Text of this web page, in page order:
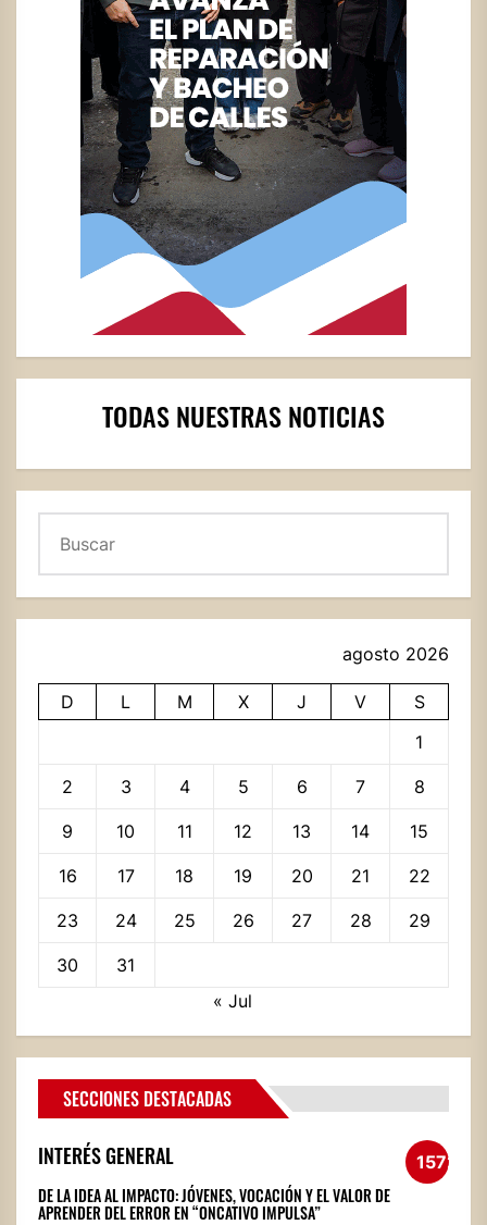
TODAS NUESTRAS NOTICIAS
agosto 2026
D L M X J V
S
1
2 3 4 5 6 7 8
9 10 11 12 13 14 15
16 17 18 19 20 21 22
23 24 25 26 27 28 29
30
31
« Jul
SECCIONES DESTACADAS
INTERÉS GENERAL 1572
DE LA IDEA AL IMPACTO: JÓVENES, VOCACIÓN Y EL VALOR DE
APRENDER DEL ERROR EN “ONCATIVO IMPULSA”